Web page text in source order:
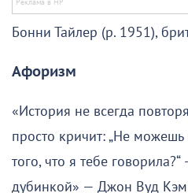
Бонни Тайлер (р. 1951),
Афоризм
«История не всегда
просто кричит: „Не можешь
того, что я тебе
дубинкой» — Джон Вуд